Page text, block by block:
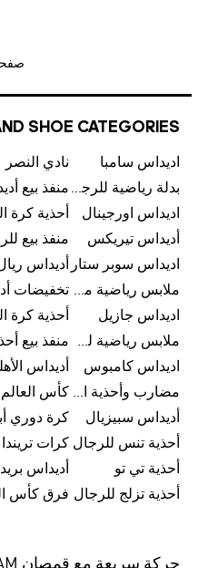
SHOE CATEGORIES
اديداس سامبا نادي النصر
بدلة رياضية للرجال من أديداس منفذ بيع
اديداس اورجينال
أديداس تيريكس
اديداس سوبر ستار
أديداس
ملابس رياضية من أديداس تخفيضات
اديداس جازيل
ملابس رياضية للأطفال من أديداس
اديداس كامبوس
أديداس
مضارب وأحذية البادل من أديداس
أديداس سبيزيال
أحذية تنس للرجال
أحذية تي تو
أديداس
أحذية تزلج للرجال
حركة سريعة مع قمصان AUDI REVOLUT F1 TEAM